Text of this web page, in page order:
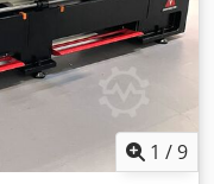
center -Steun -
-
1,5 x 1,7 meter /
voorbehouden.
1 /9